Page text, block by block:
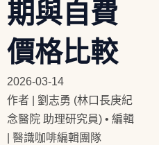
期與自費
價格比較
2026-03-14
作者 | 劉志勇 (林口長庚紀
念醫院 助理研究員)• 編輯
| 醫識咖啡編輯團隊